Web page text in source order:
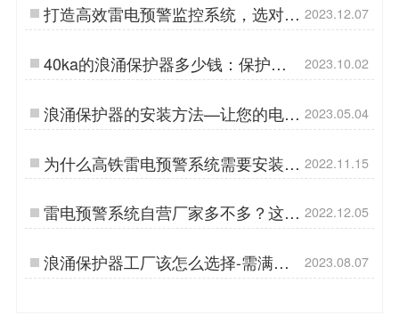
打造高效雷电预警监控系统，选对厂
家很重要-易造防雷…
2023.12.07
40ka的浪涌保护器多少钱：保护电
器设备的不可或缺之选-易造防雷…
2023.10.02
浪涌保护器的安装方法—让您的电器
设备免受电涌侵袭-易造防雷…
2023.05.04
为什么高铁雷电预警系统需要安装？
原来是这个原因【易造防雷】…
2022.11.15
雷电预警系统自营厂家多不多？这家
不要错过！【易造防雷】…
2022.12.05
浪涌保护器工厂该怎么选择-需满足
以下几点-易造防雷…
2023.08.07